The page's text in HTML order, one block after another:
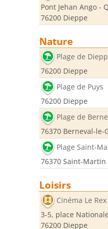
Pont Jehan Ango -
76200 Dieppe
Nature
Plage de
76200 Dieppe
Plage de Puys
76200 Dieppe
Plage de
76370 Berneval-le-
Plage Saint-
76370 Saint-Martin
Loisirs
Cinéma Le Rex
3-5, place Nationale
76200 Dieppe